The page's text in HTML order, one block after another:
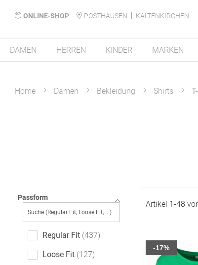
ONLINE-SHOP POSTHAUSEN
KALTENKIRCHEN
DAMEN HERREN KINDER MARKEN
Home Damen Bekleidung Shirts
Passform
Regular Fit 437
Loose Fit 127
Artikel 1-48
-17%